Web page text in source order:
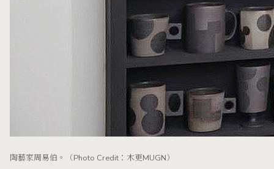
陶藝家周易伯。（Photo Credit：木更MUGN）